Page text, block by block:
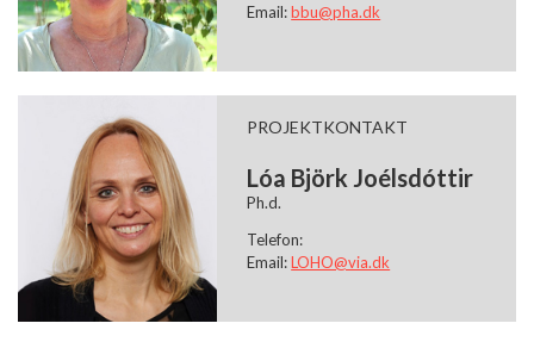
Email:bbu@pha.dk
PROJEKTKONTAKT
Lóa Björk Joélsdóttir
Ph.d.
Telefon:
Email:LOHO@via.dk